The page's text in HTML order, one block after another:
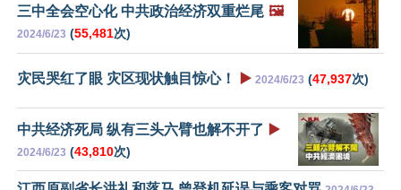
三中全会空心化 中共政治经济双重烂尾 🖼️
2024/6/23 (55,481次)
灾民哭红了眼 灾区现状触目惊心！ ▶️ 2024/6/23 (47,937次)
中共经济死局 纵有三头六臂也解不开了 ▶️
2024/6/23 (43,810次)